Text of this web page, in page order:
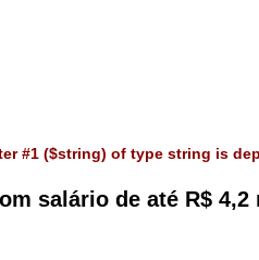
#1 ($string) of type string is
salário de até R$ 4,2